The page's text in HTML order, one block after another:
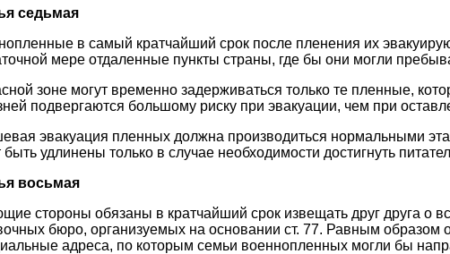
седьмая
в самый кратчайший срок после пленения их
мере отдаленные пункты страны, где бы они могли
зоне могут временно задерживаться только те пленные,
подвергаются большому риску при эвакуации, чем при
эвакуация пленных должна производиться нормальными
быть удлинены только в случае необходимости достигнуть
восьмая
стороны обязаны в кратчайший срок извещать друг друга о
бюро, организуемых на основании ст. 77. Равным образом
адреса, по которым семьи военнопленных могли бы